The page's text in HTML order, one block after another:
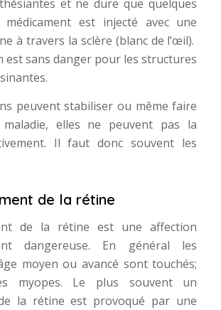
et ne dure que quelques
médicament est injecté avec une
à travers la sclère (blanc de l’œil).
est sans danger pour les structures
peuvent stabiliser ou même faire
elles ne peuvent pas la
Il faut donc souvent les
de la rétine
de la rétine est une affection
dangereuse. En général les
moyen ou avancé sont touchés;
myopes. Le plus souvent un
la rétine est provoqué par une